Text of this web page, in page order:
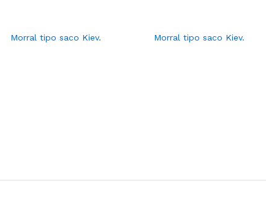
Morral tipo saco Kiev. Morral tipo saco Kiev.